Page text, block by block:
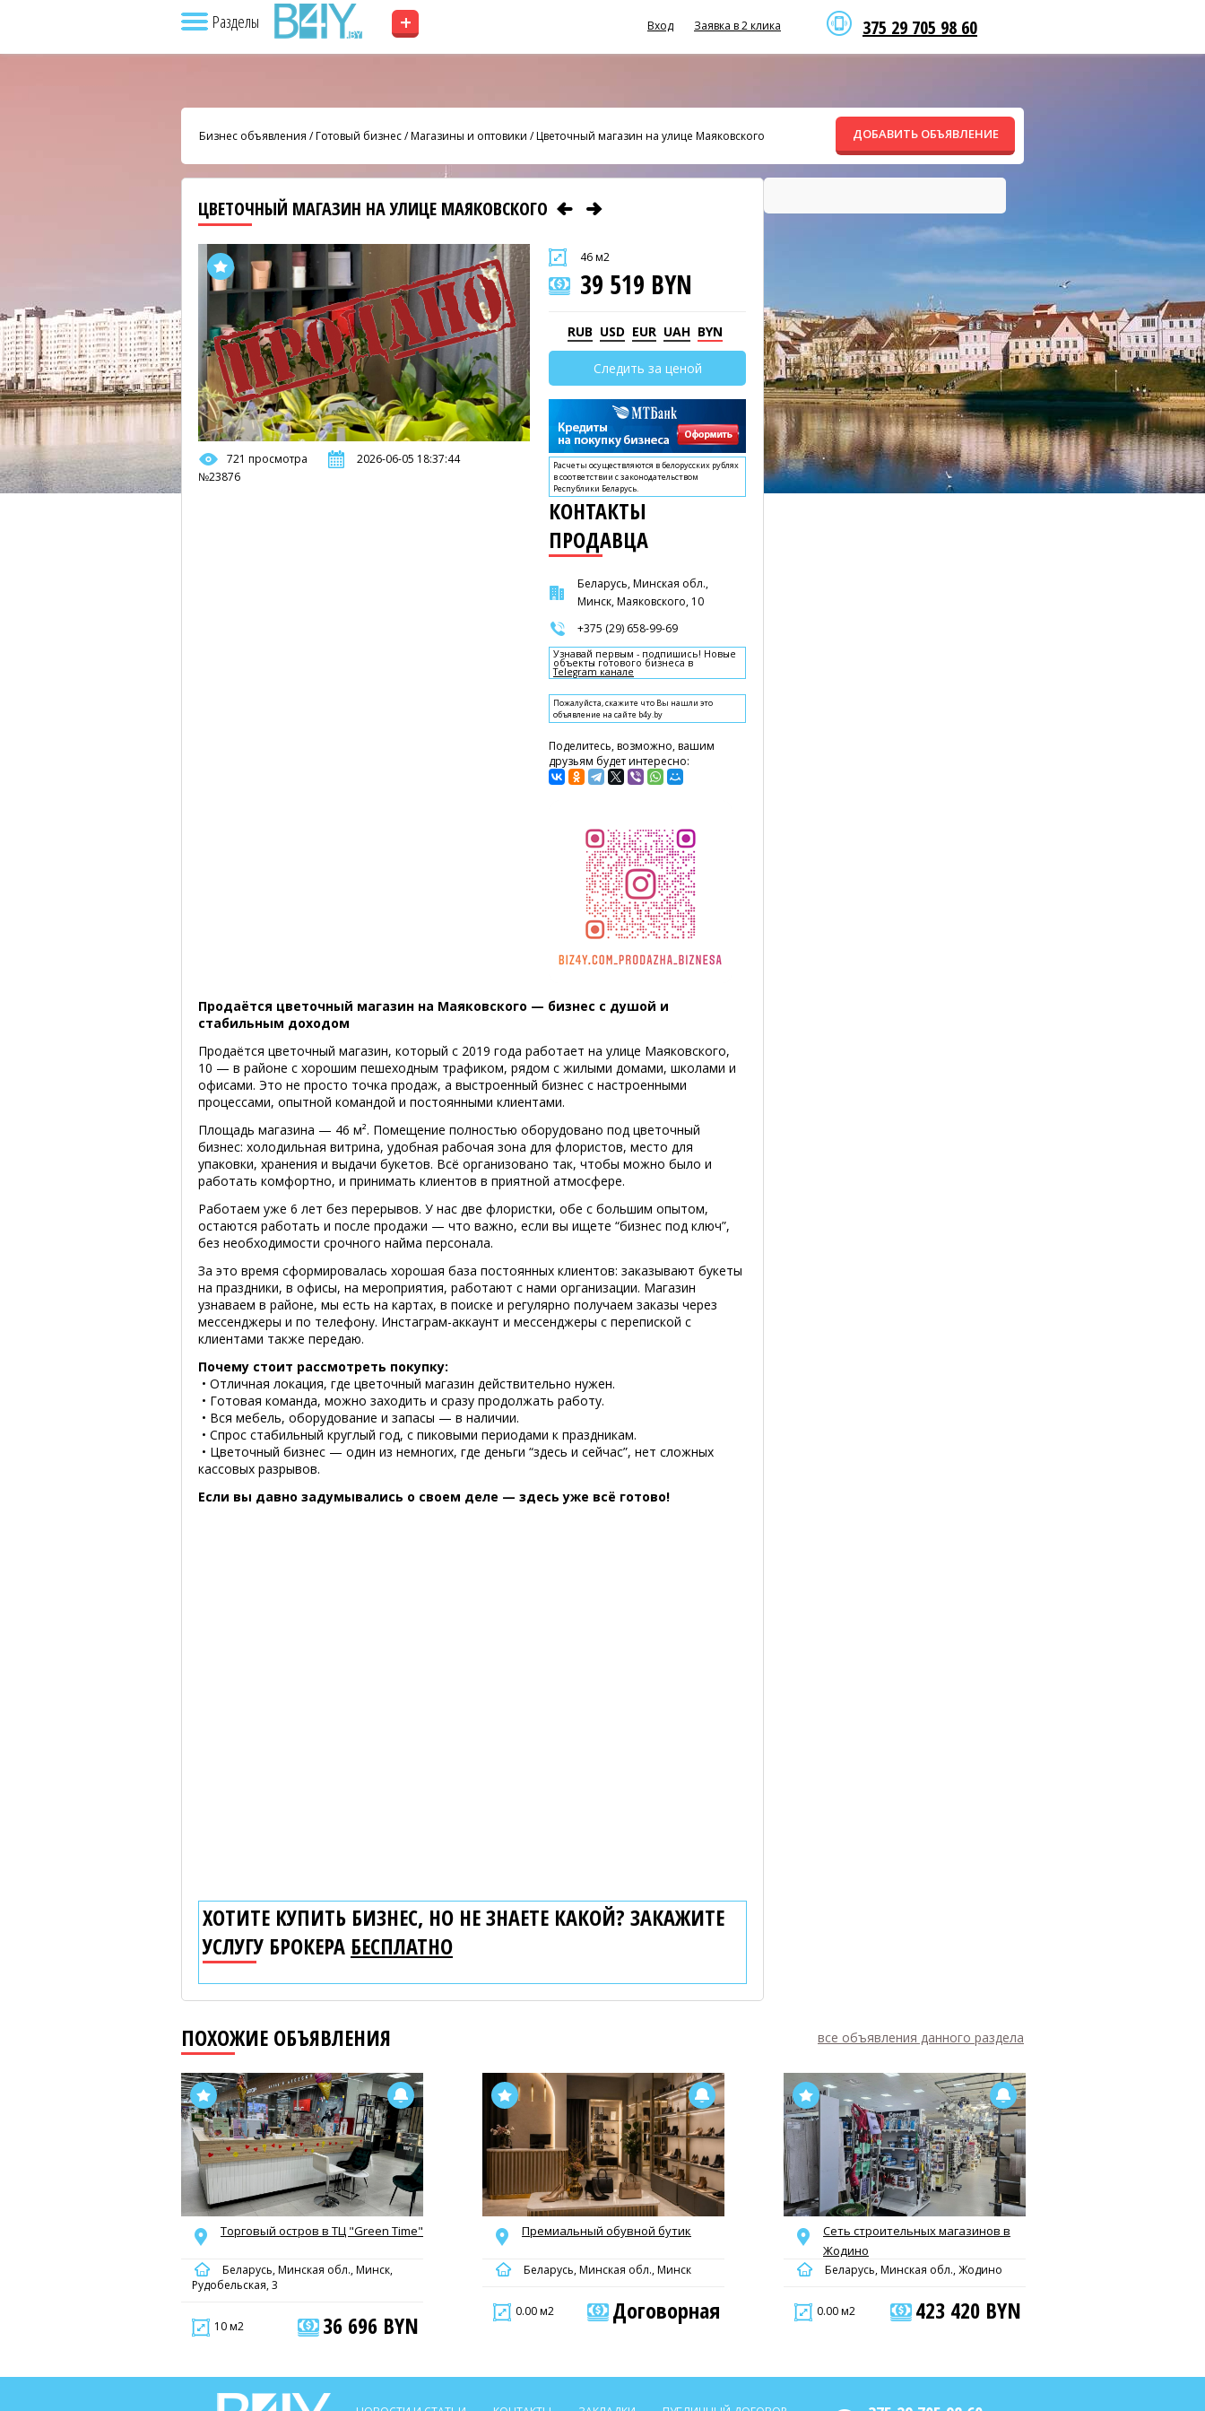
Разделы + 375 29 705 98 60
Вход Заявка в 2 клика
Бизнес объявления /Готовый бизнес/Магазины и оптовики /Цветочный магазин на улице Маяковского ДОБАВИТЬ ОБЪЯВЛЕНИЕ
ЦВЕТОЧНЫЙ МАГАЗИН НА УЛИЦЕ МАЯКОВСКОГО
721 просмотра
2026-06-05 18:37:44
№23876
46 м2
39 519 BYN
RUB USD EUR UAH BYN
Следить за ценой
Расчеты осуществляются в белорусских рублях
в соответствии с законодательством
Республики Беларусь.
КОНТАКТЫ
ПРОДАВЦА
Беларусь, Минская обл.,
Минск, Маяковского, 10
+375 (29) 658-99-69
Узнавай первым - подпишись! Новые
объекты готового бизнеса в
Telegram канале
Пожалуйста, скажите что Вы нашли это
объявление на сайте b4y.by
Поделитесь, возможно, вашим
друзьям будет интересно:
Продаётся цветочный магазин на Маяковского — бизнес с душой и
стабильным доходом
Продаётся цветочный магазин, который с 2019 года работает на улице Маяковского,
10 — в районе с хорошим пешеходным трафиком, рядом с жилыми домами, школами и
офисами. Это не просто точка продаж, а выстроенный бизнес с настроенными
процессами, опытной командой и постоянными клиентами.
Площадь магазина — 46 м². Помещение полностью оборудовано под цветочный
бизнес: холодильная витрина, удобная рабочая зона для флористов, место для
упаковки, хранения и выдачи букетов. Всё организовано так, чтобы можно было и
работать комфортно, и принимать клиентов в приятной атмосфере.
Работаем уже 6 лет без перерывов. У нас две флористки, обе с большим опытом,
остаются работать и после продажи — что важно, если вы ищете “бизнес под ключ”,
без необходимости срочного найма персонала.
За это время сформировалась хорошая база постоянных клиентов: заказывают букеты
на праздники, в офисы, на мероприятия, работают с нами организации. Магазин
узнаваем в районе, мы есть на картах, в поиске и регулярно получаем заказы через
мессенджеры и по телефону. Инстаграм-аккаунт и мессенджеры с перепиской с
клиентами также передаю.
Почему стоит рассмотреть покупку:
• Отличная локация, где цветочный магазин действительно нужен.
• Готовая команда, можно заходить и сразу продолжать работу.
• Вся мебель, оборудование и запасы — в наличии.
• Спрос стабильный круглый год, с пиковыми периодами к праздникам.
• Цветочный бизнес — один из немногих, где деньги “здесь и сейчас”, нет сложных
кассовых разрывов.
Если вы давно задумывались о своем деле — здесь уже всё готово!
ХОТИТЕ КУПИТЬ БИЗНЕС, НО НЕ ЗНАЕТЕ КАКОЙ? ЗАКАЖИТЕ
УСЛУГУ БРОКЕРА БЕСПЛАТНО
ПОХОЖИЕ ОБЪЯВЛЕНИЯ все объявления данного раздела
Торговый остров в ТЦ "Green Time"
Беларусь, Минская обл., Минск,
Рудобельская, 3
10 м2 36 696 BYN
Премиальный обувной бутик
Беларусь, Минская обл., Минск
0.00 м2 Договорная
Сеть строительных магазинов в
Жодино
Беларусь, Минская обл., Жодино
0.00 м2 423 420 BYN